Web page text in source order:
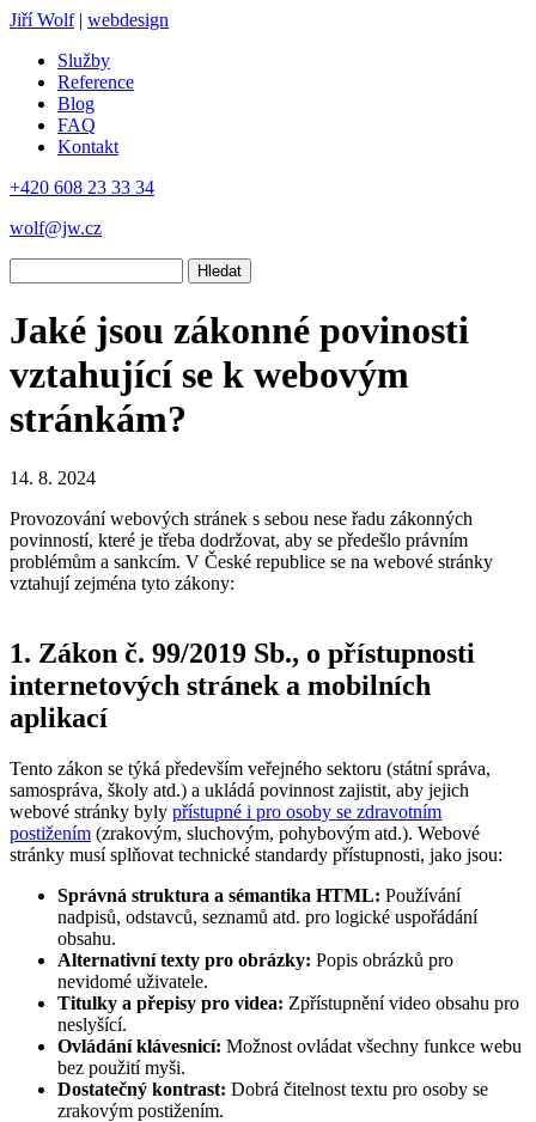
Jiří Wolf | webdesign
Služby
Reference
Blog
FAQ
Kontakt
+420 608 23 33 34
wolf@jw.cz
Jaké jsou zákonné povinosti
vztahující se k webovým
stránkám?
14. 8. 2024
Provozování webových stránek s sebou nese řadu zákonných
povinností, které je třeba dodržovat, aby se předešlo právním
problémům a sankcím. V České republice se na webové stránky
vztahují zejména tyto zákony:
1. Zákon č. 99/2019 Sb., o přístupnosti
internetových stránek a mobilních
aplikací
Tento zákon se týká především veřejného sektoru (státní správa,
samospráva, školy atd.) a ukládá povinnost zajistit, aby jejich
webové stránky byly přístupné i pro osoby se zdravotním
postižením (zrakovým, sluchovým, pohybovým atd.). Webové
stránky musí splňovat technické standardy přístupnosti, jako jsou:
Správná struktura a sémantika HTML: Používání
nadpisů, odstavců, seznamů atd. pro logické uspořádání
obsahu.
Alternativní texty pro obrázky: Popis obrázků pro
nevidomé uživatele.
Titulky a přepisy pro videa: Zpřístupnění video obsahu pro
neslyšící.
Ovládání klávesnicí: Možnost ovládat všechny funkce webu
bez použití myši.
Dostatečný kontrast: Dobrá čitelnost textu pro osoby se
zrakovým postižením.